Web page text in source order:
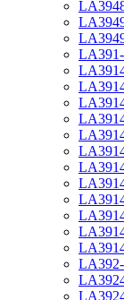
LA392-